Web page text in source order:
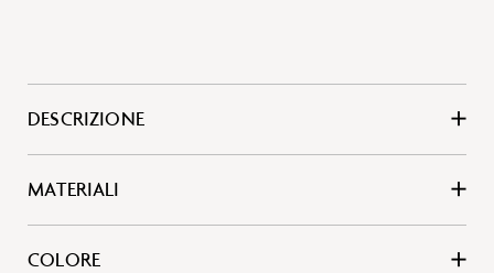
DESCRIZIONE
MATERIALI
COLORE